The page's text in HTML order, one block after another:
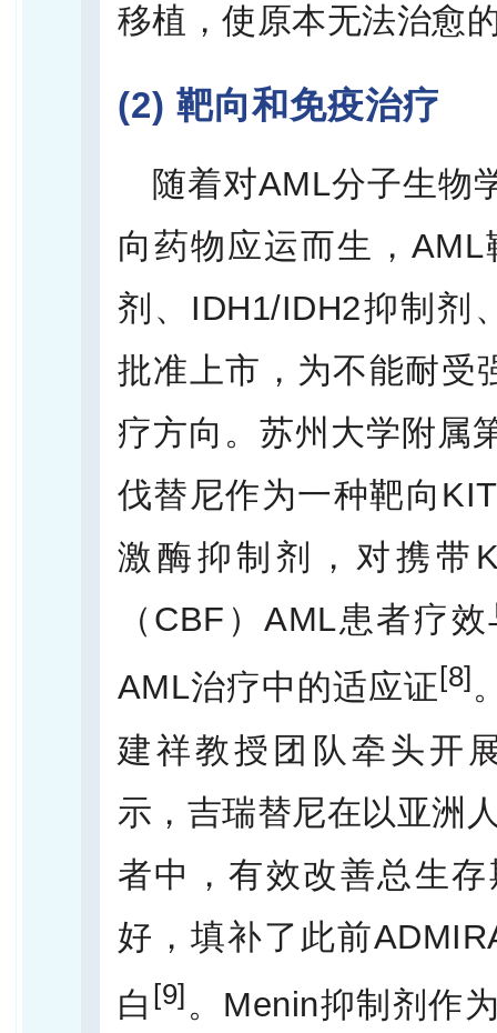
移植，使原本无法治愈
(2) 靶向和免疫治疗
随着对AML分子生物
向药物应运而生，
剂、IDH1/IDH2抑制剂
批准上市，为不能耐受
疗方向。苏州大学附属
伐替尼作为一种靶向
激酶抑制剂，对携带
（CBF）AML患者疗
AML治疗中的适应证[8]
建祥教授团队牵头开
示，吉瑞替尼在以亚洲
者中，有效改善总生
好，填补了此前
白 [9] 。Menin抑制剂作